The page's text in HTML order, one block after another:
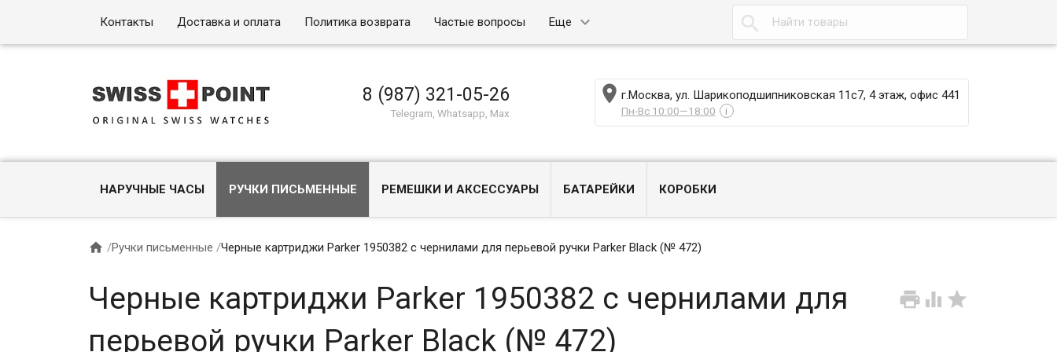
Контакты Доставка и оплата Политика возврата Частые вопросы Еще 
8 (987) 321-05-26
Telegram, Whatsapp, Max
 г.Москва, ул. Шарикоподшипниковская 11с7, 4 этаж, офис 441
Пн-Вс 10:00—18:00 i
НАРУЧНЫЕ ЧАСЫ РУЧКИ ПИСЬМЕННЫЕ РЕМЕШКИ И АКСЕССУАРЫ БАТАРЕЙКИ КОРОБКИ
 /Ручки письменные /Черные картриджи Parker 1950382 с чернилами для перьевой ручки Parker Black (№ 472)
  
Черные картриджи Parker 1950382 с чернилами для
перьевой ручки Parker Black (№ 472)